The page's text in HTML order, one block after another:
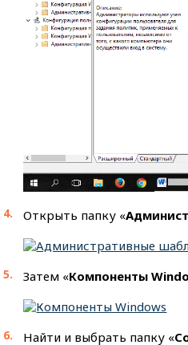
Открыть папку «
Затем «Компоненты
Найти и выбрать папку «